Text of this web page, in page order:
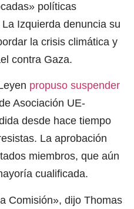
políticas
Izquierda denuncia su
la crisis climática y
contra Gaza.
propuso suspender
Asociación UE-
desde hace tiempo
La aprobación
miembros, que aún
cualificada.
Comisión», dijo Thomas